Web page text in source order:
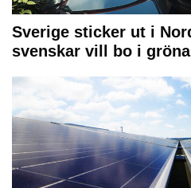
Sverige sticker ut i
svenskar vill bo i